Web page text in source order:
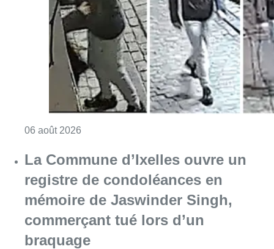
06 août 2026
La Commune d’Ixelles ouvre un
registre de condoléances en
mémoire de Jaswinder Singh,
commerçant tué lors d’un
braquage